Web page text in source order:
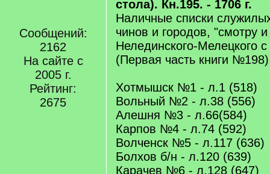
Сообщений:
2162
На сайте с
2005 г.
Рейтинг:
2675
стола). Кн.195. - 1706 г.
Наличные списки
чинов и городов, "смотру
Нелединского-Мелецкого
(Первая часть книги
Хотмышск №1 - л.1 (518)
Вольный №2 - л.38 (556)
Алешня №3 - л.66(584)
Карпов №4 - л.74 (592)
Волченск №5 - л.117 (636)
Болхов б/н - л.120 (639)
Карачев №6 - л.128 (647)